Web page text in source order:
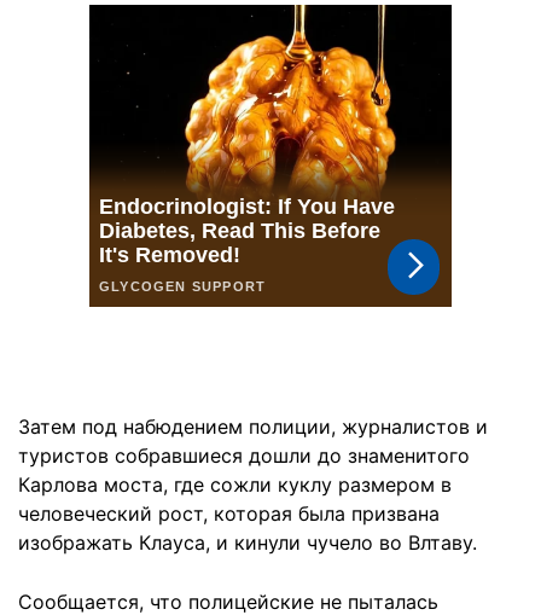
Затем под набюдением полиции, журналистов и
туристов собравшиеся дошли до знаменитого
Карлова моста, где сожли куклу размером в
человеческий рост, которая была призвана
изображать Клауса, и кинули чучело во Влтаву.
Сообщается, что полицейские не пыталась